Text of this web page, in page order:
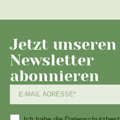
Jetzt unseren
Newsletter
abonnieren